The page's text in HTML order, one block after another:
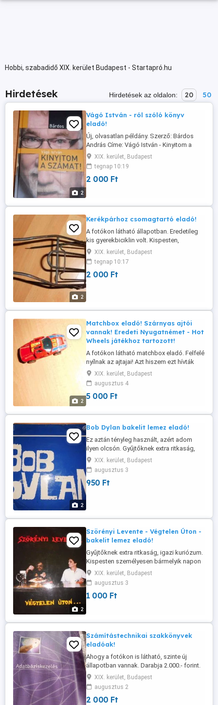
Hobbi, szabadidő XIX. kerület Budapest - Startapró.hu
Hirdetések Hirdetések az oldalon: 20 50
2
Vágó István - ról szóló könyv
eladó!
Új, olvasatlan példány. Szerző: Bárdos
András Címe: Vágó István - Kinyitom a
számat! Kispesten bármelyik napon
személyesen átvehető! Hétvégén is!
******* Részletes tartalom: Vajon miért
kezd el beszélni, aki egész életében
XIX. kerület, Budapest
tegnap 10:19
2 000 Ft
2
Kerékpárhoz csomagtartó eladó!
A fotókon látható állapotban. Eredetileg
kis gyerekbiciklin volt. Kispesten,
bármelyik napon 14:00-től személyesen
átvehető. A telefonom csak kb. déltől van
bekapcsolva. Hétvégén is ugyanígy.
XIX. kerület, Budapest
tegnap 10:17
2 000 Ft
2
Matchbox eladó! Szárnyas ajtói
vannak! Eredeti Nyugatnémet - Hot
Wheels játékhoz tartozott!
A fotókon látható matchbox eladó. Felfelé
nyílnak az ajtajai! Azt hiszem ezt hívták
"szárnyasajtó"-nak. Eredeti Nyugatnémet
matchbox. A Hot Wheels versenypályához
tartozott. Nagyon jó állapotban, ahogy a
fotókon is látható. Gyűjtőknek igazi kincs,
átvehető ...
XIX. kerület, Budapest
augusztus 4
5 000 Ft
2
Bob Dylan bakelit lemez eladó!
Ez aztán tényleg használt, azért adom
ilyen olcsón. Gyűjtőknek extra ritkaság,
igazi kúriózum. Kispesten személyesen
bármelyik napon átvehető délután 5-től -
egészen késő estig. Hétvégén is
XIX. kerület, Budapest
augusztus 3
950 Ft
2
Szörényi Levente - Végtelen Úton -
bakelit lemez eladó!
Gyűjtőknek extra ritkaság, igazi kuriózum.
Kispesten személyesen bármelyik napon
átvehető délután 5-től - egészen késő
estig. Hétvégén is
XIX. kerület, Budapest
augusztus 3
1 000 Ft
Számítástechnikai szakkönyvek
eladóak!
Ahogy a fotókon is látható, szinte új
állapotban vannak. Darabja 2.000.- forint.
Egy darab önmagában is eladó. Eredetileg
a 2F Iskola tankönyvei voltak. Egy darab
önmagában is eladó. Kispesten bármelyik
napon személyesen átvehetőek. Hétvégén
XIX. kerület, Budapest
augusztus 2
2 000 Ft